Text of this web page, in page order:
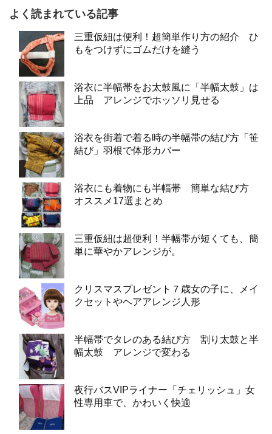
よく読まれている記事
三重仮紐は便利！超簡単作り方の紹介 ひ
もをつけずにゴムだけを縫う
浴衣に半幅帯をお太鼓風に「半幅太鼓」は
上品 アレンジでホッソリ見せる
浴衣を街着で着る時の半幅帯の結び方「笹
結び」羽根で体形カバー
浴衣にも着物にも半幅帯 簡単な結び方
オススメ17選まとめ
三重仮紐は超便利！半幅帯が短くても、簡
単に華やかアレンジが。
クリスマスプレゼント７歳女の子に、メイ
クセットやヘアアレンジ人形
半幅帯でタレのある結び方 割り太鼓と半
幅太鼓 アレンジで変わる
夜行バスVIPライナー「チェリッシュ」女
性専用車で、かわいく快適